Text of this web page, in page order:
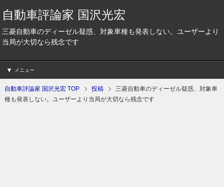
自動車評論家 国沢光宏
三菱自動車のディーゼル疑惑、対象車種も発表しない。ユーザーより
当局が大切なら残念です
メニュー
自動車評論家 国沢光宏 TOP 投稿
三菱自動車のディーゼル疑惑、対象車
種も発表しない。ユーザーより当局が大切なら残念です